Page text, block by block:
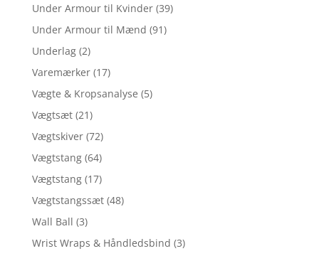
Under Armour til Kvinder (39)
Under Armour til Mænd (91)
Underlag (2)
Varemærker (17)
Vægte & Kropsanalyse (5)
Vægtsæt (21)
Vægtskiver (72)
Vægtstang (64)
Vægtstang (17)
Vægtstangssæt (48)
Wall Ball (3)
Wrist Wraps & Håndledsbind (3)